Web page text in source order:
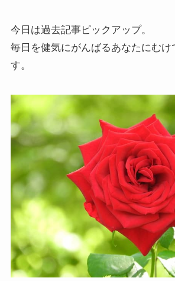
今日は過去記事ピックアップ。
毎日を健気にがんばるあなたにむ
す。